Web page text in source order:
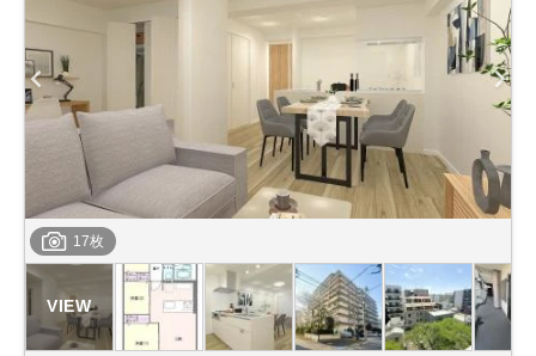
17枚